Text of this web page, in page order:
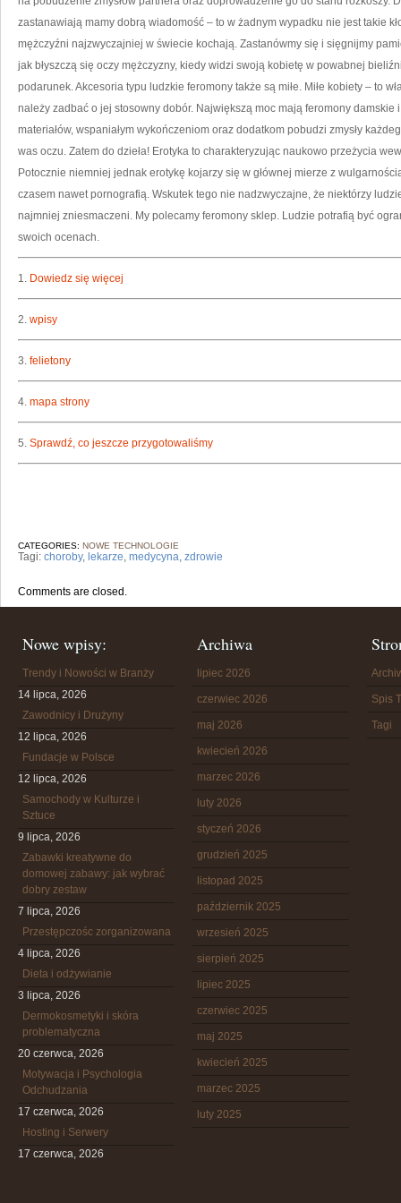
zastanawiają mamy dobrą wiadomość – to w żadnym wypadku nie jest takie
mężczyźni najzwyczajniej w świecie kochają. Zastanówmy się i sięgnijmy
jak błyszczą się oczy mężczyzny, kiedy widzi swoją kobietę w powabnej
podarunek. Akcesoria typu ludzkie feromony także są miłe. Miłe kobiety – to
należy zadbać o jej stosowny dobór. Największą moc mają feromony
materiałów, wspaniałym wykończeniom oraz dodatkom pobudzi zmysły
was oczu. Zatem do dzieła! Erotyka to charakteryzując naukowo przeżycia
Potocznie niemniej jednak erotykę kojarzy się w głównej mierze z
czasem nawet pornografią. Wskutek tego nie nadzwyczajne, że niektórzy
najmniej zniesmaczeni. My polecamy feromony sklep. Ludzie potrafią być
swoich ocenach.
1. Dowiedz się więcej
2. wpisy
3. felietony
4. mapa strony
5. Sprawdź, co jeszcze przygotowaliśmy
CATEGORIES: NOWE TECHNOLOGIE
Tagi: choroby, lekarze, medycyna, zdrowie
Comments are closed.
Nowe wpisy:
Trendy i Nowości w Branży
14 lipca, 2026
Zawodnicy i Drużyny
12 lipca, 2026
Fundacje w Polsce
12 lipca, 2026
Samochody w Kulturze i
Sztuce
9 lipca, 2026
Zabawki kreatywne do
domowej zabawy: jak wybrać
dobry zestaw
7 lipca, 2026
Przestępczośc zorganizowana
4 lipca, 2026
Dieta i odżywianie
3 lipca, 2026
Dermokosmetyki i skóra
problematyczna
20 czerwca, 2026
Motywacja i Psychologia
Odchudzania
17 czerwca, 2026
Hosting i Serwery
17 czerwca, 2026
Archiwa
lipiec 2026
czerwiec 2026
maj 2026
kwiecień 2026
marzec 2026
luty 2026
styczeń 2026
grudzień 2025
listopad 2025
październik 2025
wrzesień 2025
sierpień 2025
lipiec 2025
czerwiec 2025
maj 2025
kwiecień 2025
marzec 2025
luty 2025
Spis
Tagi